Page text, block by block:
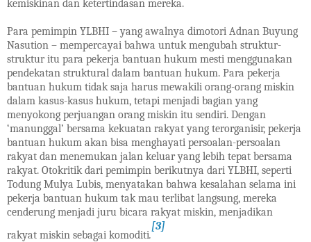
kemiskinan dan ketertindasan mereka.
Para pemimpin YLBHI – yang awalnya dimotori Adnan Buyung
Nasution – mempercayai bahwa untuk mengubah struktur-
struktur itu para pekerja bantuan hukum mesti menggunakan
pendekatan struktural dalam bantuan hukum. Para pekerja
bantuan hukum tidak saja harus mewakili orang-orang miskin
dalam kasus-kasus hukum, tetapi menjadi bagian yang
menyokong perjuangan orang miskin itu sendiri. Dengan
‘manunggal’ bersama kekuatan rakyat yang terorganisir, pekerja
bantuan hukum akan bisa menghayati persoalan-persoalan
rakyat dan menemukan jalan keluar yang lebih tepat bersama
rakyat. Otokritik dari pemimpin berikutnya dari YLBHI, seperti
Todung Mulya Lubis, menyatakan bahwa kesalahan selama ini
pekerja bantuan hukum tak mau terlibat langsung, mereka
cenderung menjadi juru bicara rakyat miskin, menjadikan
rakyat miskin sebagai komoditi.
[3]